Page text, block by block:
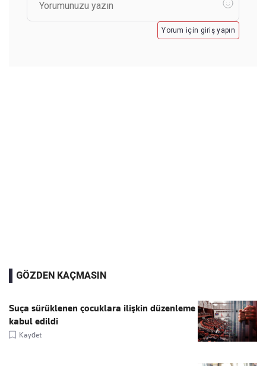
Yorum için giriş yapın
GÖZDEN KAÇMASIN
Suça sürüklenen çocuklara ilişkin düzenleme
kabul edildi
Kaydet